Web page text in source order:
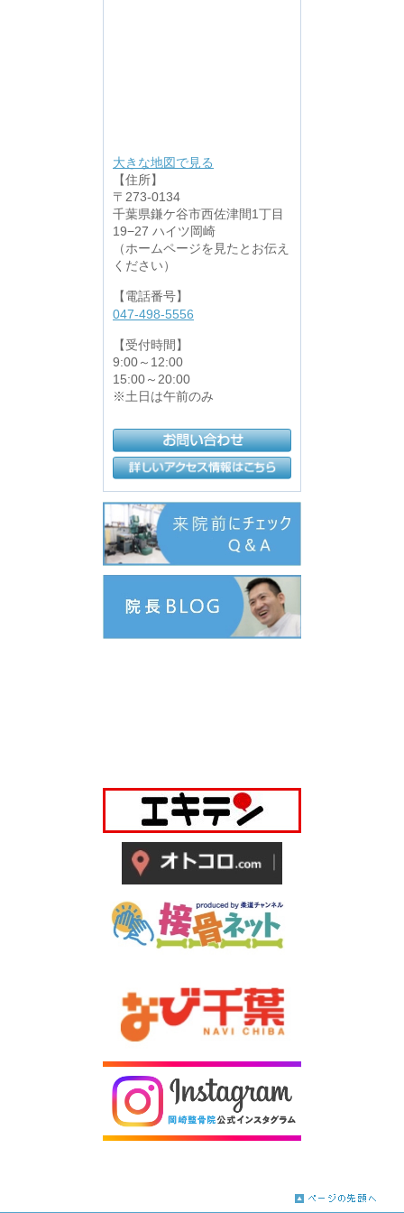
大きな地図で見る
【住所】
〒273-0134
千葉県鎌ケ谷市西佐津間1丁目
19−27 ハイツ岡崎
（ホームページを見たとお伝え
ください）
【電話番号】
047-498-5556
【受付時間】
9:00～12:00
15:00～20:00
※土日は午前のみ